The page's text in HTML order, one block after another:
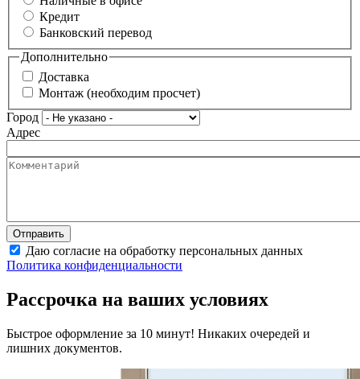
Кредит
Банковский перевод
Дополнительно
Доставка
Монтаж (необходим просчет)
Город
Адрес
Даю согласие на обработку персональных данных
Политика конфиденциальности
Рассрочка на ваших условиях
Быстрое оформление за 10 минут! Никаких очередей и
лишних документов.